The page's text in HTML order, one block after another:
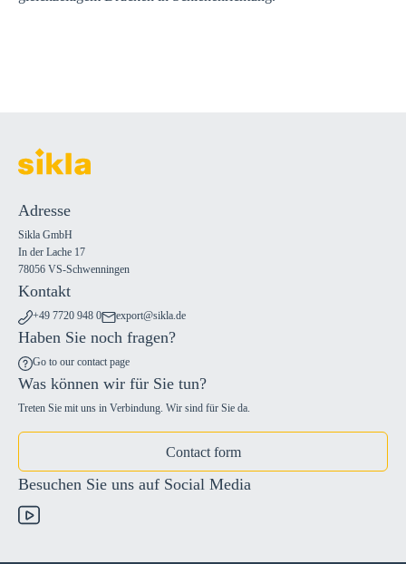
Adresse
Sikla GmbH
In der Lache 17
78056 VS-Schwenningen
Kontakt
+49 7720 948 0 export@sikla.de
Haben Sie noch fragen?
Go to our contact page
Was können wir für Sie tun?
Treten Sie mit uns in Verbindung. Wir sind für Sie da.
Contact form
Besuchen Sie uns auf Social Media